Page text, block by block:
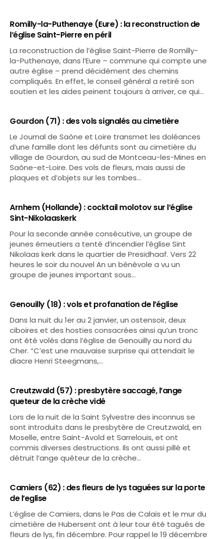
Romilly-la-Puthenaye (Eure) : la reconstruction de
l’église Saint-Pierre en péril
La reconstruction de l’église Saint-Pierre de Romilly-
la-Puthenaye, dans l’Eure – commune qui compte une
autre église – prend décidément des chemins
compliqués. En effet, le conseil général a retiré son
soutien et les aides peinent toujours à arriver, ce qui…
Gourdon (71) : des vols signalés au cimetière
Le Journal de Saône et Loire transmet les doléances
d’une famille dont les défunts sont au cimetière du
village de Gourdon, au sud de Montceau-les-Mines en
Saône-et-Loire. Des vols de fleurs, mais aussi de
plaques et d’objets sur les tombes…
Arnhem (Hollande) : cocktail molotov sur l’église
Sint-Nikolaaskerk
Pour la seconde année consécutive, un groupe de
jeunes émeutiers a tenté d’incendier l’église Sint
Nikolaas kerk dans le quartier de Presidhaaf. Vers 22
heures le soir du nouvel An un bénévole a vu un
groupe de jeunes important sous…
Genouilly (18) : vols et profanation de l’église
Dans la nuit du 1er au 2 janvier, un ostensoir, deux
ciboires et des hosties consacrées ainsi qu’un tronc
ont été volés dans l’église de Genouilly au nord du
Cher. “C’est une mauvaise surprise qui attendait le
diacre Henri Steegmans,…
Creutzwald (57) : presbytère saccagé, l’ange
queteur de la crèche vidé
Lors de la nuit de la Saint Sylvestre des inconnus se
sont introduits dans le presbytère de Creutzwald, en
Moselle, entre Saint-Avold et Sarrelouis, et ont
commis diverses destructions. Ils ont aussi pillé et
détruit l’ange quêteur de la crèche…
Camiers (62) : des fleurs de lys taguées sur la porte
de l’eglise
L’église de Camiers, dans le Pas de Calais et le mur du
cimetière de Hubersent ont à leur tour été tagués de
fleurs de lys, fin décembre. Pour rappel le 19 décembre